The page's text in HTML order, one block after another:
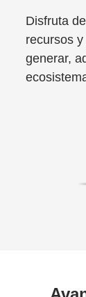
Disfruta
recursos
generar,